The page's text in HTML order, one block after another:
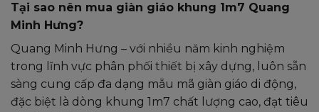
Tại sao nên mua giàn giáo khung 1m7 Quang
Minh Hưng?
Quang Minh Hưng – với nhiều năm kinh nghiệm
trong lĩnh vực phân phối thiết bị xây dựng, luôn sẵn
sàng cung cấp đa dạng mẫu mã giàn giáo di động,
đặc biệt là dòng khung 1m7 chất lượng cao, đạt tiêu